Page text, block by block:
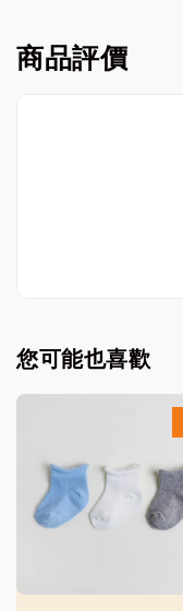
商品評價
您可能也喜歡